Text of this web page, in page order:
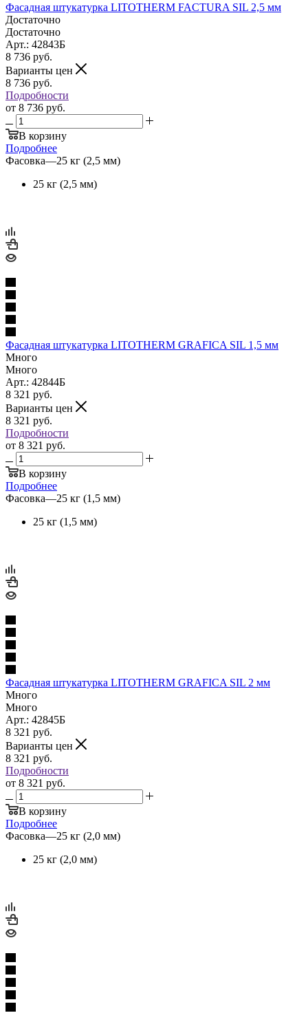
Фасадная штукатурка LITOTHERM FACTURA SIL 2,5 мм
Достаточно
Достаточно
Арт.: 42843Б
8 736 руб.
Варианты цен
8 736 руб.
Подробности
от 8 736 руб.
В корзину
Подробнее
Фасовка—25 кг (2,5 мм)
25 кг (2,5 мм)
Фасадная штукатурка LITOTHERM GRAFICA SIL 1,5 мм
Много
Много
Арт.: 42844Б
8 321 руб.
Варианты цен
8 321 руб.
Подробности
от 8 321 руб.
В корзину
Подробнее
Фасовка—25 кг (1,5 мм)
25 кг (1,5 мм)
Фасадная штукатурка LITOTHERM GRAFICA SIL 2 мм
Много
Много
Арт.: 42845Б
8 321 руб.
Варианты цен
8 321 руб.
Подробности
от 8 321 руб.
В корзину
Подробнее
Фасовка—25 кг (2,0 мм)
25 кг (2,0 мм)